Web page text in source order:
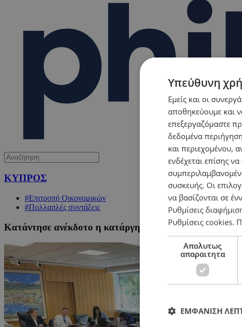
ΚΥΠΡΟΣ
#Επιτροπή Οικονομικών
#Πολλαπλές συντάξεις
Κατάντησε ανέκδοτο η κατάργηση πολλαπλών
Υπεύθυνη
Εμείς και οι
αποθηκεύουμε και
επεξεργαζόμαστε
δεδομένα
και περιεχομένου,
ενδέχεται επίσης
συσκευής. Οι
να βασίζονται σε
Ρυθμίσεις
Ρυθμίσεις cookies.
Απολυτως
απαραιτητα
ΕΜΦΑΝΙΣΗ